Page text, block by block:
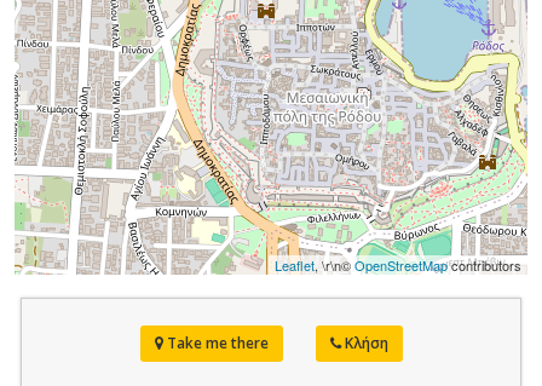
Leaflet, \r\n©OpenStreetMapcontributors
Take me there Κλήση